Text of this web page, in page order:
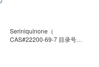
Seriniquinone（
CAS#22200-69-7 目录号